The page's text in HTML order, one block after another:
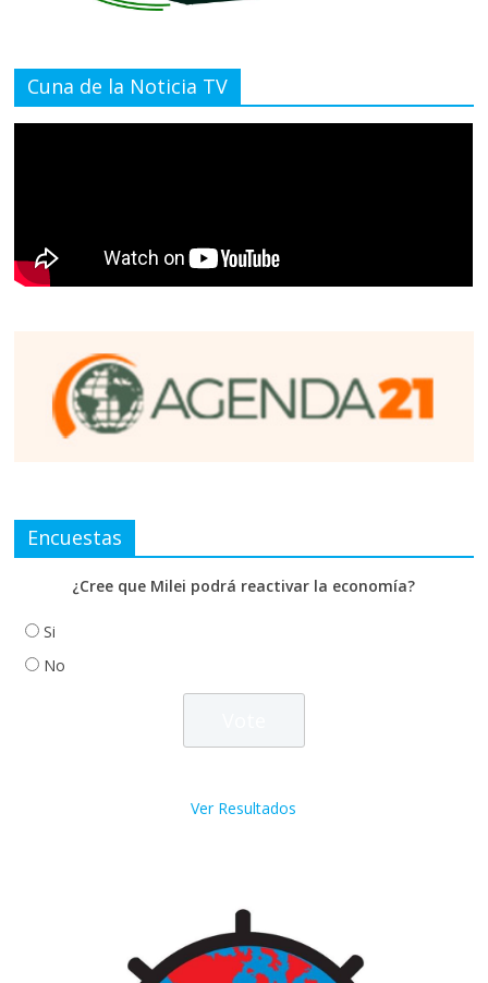
Cuna de la Noticia TV
Encuestas
¿Cree que Milei podrá reactivar la economía?
Si
No
Ver Resultados